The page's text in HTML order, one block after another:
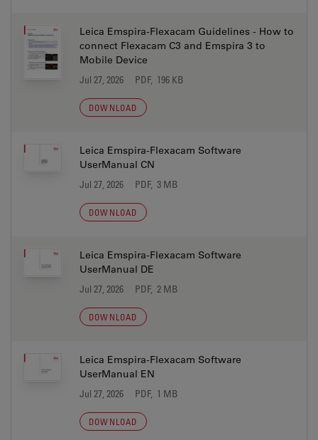
Leica Emspira-Flexacam Guidelines - How to
connect Flexacam C3 and Emspira 3 to
Mobile Device
Jul 27, 2026 PDF, 196 KB
DOWNLOAD
Leica Emspira-Flexacam Software
UserManual CN
Jul 27, 2026 PDF, 3 MB
DOWNLOAD
Leica Emspira-Flexacam Software
UserManual DE
Jul 27, 2026 PDF, 2 MB
DOWNLOAD
Leica Emspira-Flexacam Software
UserManual EN
Jul 27, 2026 PDF, 1 MB
DOWNLOAD